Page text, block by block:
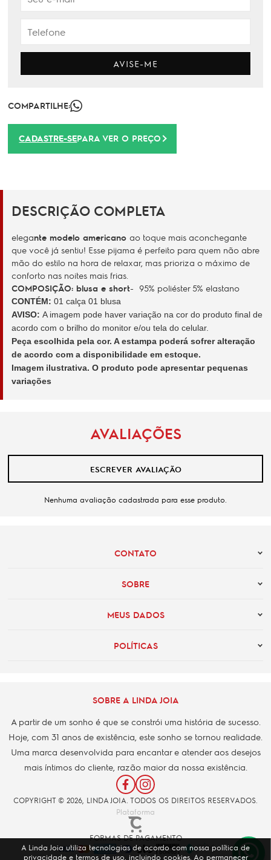
AVISE-ME
COMPARTILHE:
CADASTRE-SEPARA VER O PREÇO
DESCRIÇÃO COMPLETA
elegante modelo americano ao toque mais aconchegante
que você já sentiu! Esse pijama é perfeito para quem não abre
mão do estilo na hora de relaxar, mas prioriza o máximo de
conforto nas noites mais frias.
COMPOSIÇÃO: blusa e short- 95% poliéster 5% elastano
CONTÉM: 01 calça 01 blusa
AVISO: A imagem pode haver variação na cor do produto final de
acordo com o brilho do monitor e/ou tela do celular.
Peça escolhida pela cor. A estampa poderá sofrer alteração
de acordo com a disponibilidade em estoque.
Imagem ilustrativa. O produto pode apresentar pequenas
variações
AVALIAÇÕES
ESCREVER AVALIAÇÃO
Nenhuma avaliação cadastrada para esse produto.
CONTATO
SOBRE
MEUS DADOS
POLÍTICAS
SOBRE A LINDA JOIA
A partir de um sonho é que se constrói uma história de sucesso.
Hoje, com 31 anos de existência, este sonho se tornou realidade.
Uma marca desenvolvida para encantar e atender aos desejos
mais íntimos do cliente, razão maior da nossa existência.
COPYRIGHT © 2026, LINDA JOIA. TODOS OS DIREITOS RESERVADOS.
Plataforma
FORMAS DE PAGAMENTO
A Linda Joia utiliza tecnologias de acordo com nossa política de
privacidade e termos de uso, incluindo cookies. Ao permanecer